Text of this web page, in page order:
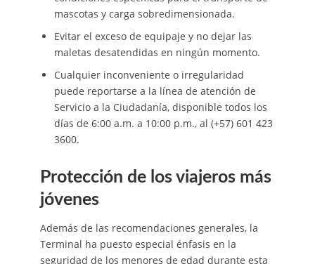
mascotas y carga sobredimensionada.
Evitar el exceso de equipaje y no dejar las
maletas desatendidas en ningún momento.
Cualquier inconveniente o irregularidad
puede reportarse a la línea de atención de
Servicio a la Ciudadanía, disponible todos los
días de 6:00 a.m. a 10:00 p.m., al (+57) 601 423
3600.
Protección de los viajeros más
jóvenes
Además de las recomendaciones generales, la
Terminal ha puesto especial énfasis en la
seguridad de los menores de edad durante esta